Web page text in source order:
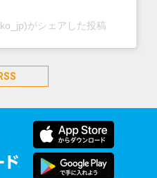
がシェアした投稿
RSS